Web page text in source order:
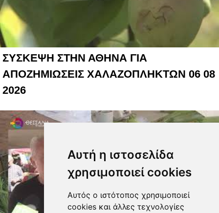
Αυτή η ιστοσελίδα
χρησιμοποιεί cookies
Αυτός ο ιστότοπος χρησιμοποιεί
cookies και άλλες τεχνολογίες
ΣΥΣΚΕΨΗ ΣΤΗΝ ΑΘΗΝΑ ΓΙΑ
ΑΠΟΖΗΜΙΩΣΕΙΣ ΧΑΛΑΖΟΠΛΗΚΤΩΝ 06 08
2026